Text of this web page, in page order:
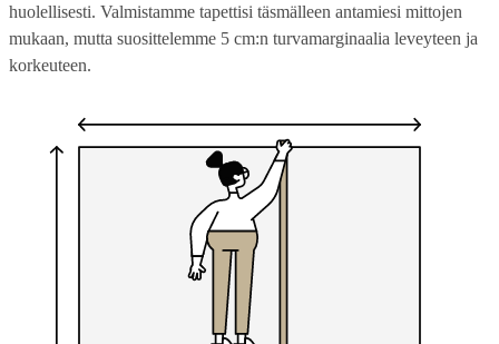
huolellisesti. Valmistamme tapettisi täsmälleen antamiesi mittojen
mukaan, mutta suosittelemme 5 cm:n turvamarginaalia leveyteen ja
korkeuteen.